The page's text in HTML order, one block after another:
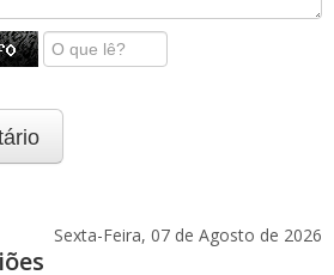
Sexta-Feira, 07 de Agosto de 2026